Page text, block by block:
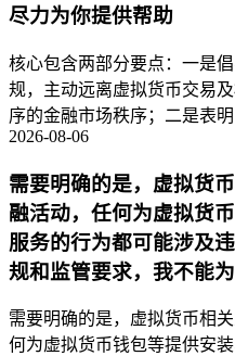
尽力为你提供帮助
核心包含两部分要点：一是
规，主动远离虚拟货币交易
序的金融市场秩序；二是表
2026-08-06
需要明确的是，虚拟货
融活动，任何为虚拟货
服务的行为都可能涉及
规和监管要求，我不能
需要明确的是，虚拟货币相
何为虚拟货币钱包等提供安